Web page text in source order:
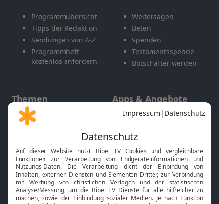
Programmübersicht
Tipps der Redaktion
Sendungen von A-Z
Programmheft
kostenlos anfordern
Weitersagen
Beten
Spenden
Testamentsspende
Botschafter werden
Themen
Gott und Bibel erklärt
Neuigkeiten
Apps & Angebote
Mobile App
Smart TV
HbbTV
Bibelthek Online-Bibel
Nächster Gottesdienst